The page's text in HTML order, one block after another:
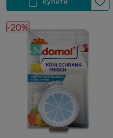
-20%